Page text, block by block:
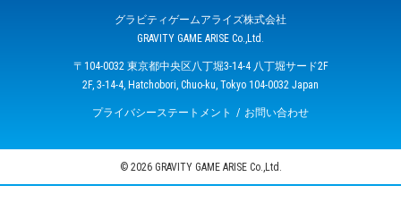
グラビティゲームアライズ株式会社
GRAVITY GAME ARISE Co.,Ltd.
〒104-0032 東京都中央区八丁堀3-14-4 八丁堀サード2F
2F, 3-14-4, Hatchobori, Chuo-ku, Tokyo 104-0032 Japan
プライバシーステートメント お問い合わせ
© 2026 GRAVITY GAME ARISE Co.,Ltd.